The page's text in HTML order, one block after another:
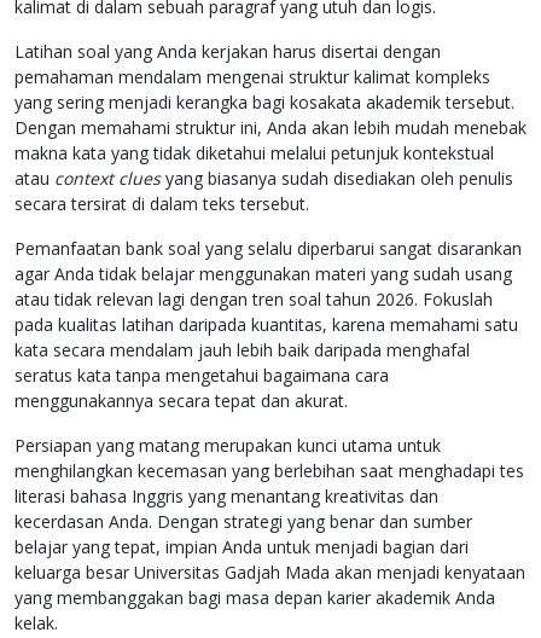
kalimat di dalam sebuah paragraf yang utuh dan logis.
Latihan soal yang Anda kerjakan harus disertai dengan
pemahaman mendalam mengenai struktur kalimat kompleks
yang sering menjadi kerangka bagi kosakata akademik tersebut.
Dengan memahami struktur ini, Anda akan lebih mudah menebak
makna kata yang tidak diketahui melalui petunjuk kontekstual
atau context cluesyang biasanya sudah disediakan oleh penulis
secara tersirat di dalam teks tersebut.
Pemanfaatan bank soal yang selalu diperbarui sangat disarankan
agar Anda tidak belajar menggunakan materi yang sudah usang
atau tidak relevan lagi dengan tren soal tahun 2026. Fokuslah
pada kualitas latihan daripada kuantitas, karena memahami satu
kata secara mendalam jauh lebih baik daripada menghafal
seratus kata tanpa mengetahui bagaimana cara
menggunakannya secara tepat dan akurat.
Persiapan yang matang merupakan kunci utama untuk
menghilangkan kecemasan yang berlebihan saat menghadapi tes
literasi bahasa Inggris yang menantang kreativitas dan
kecerdasan Anda. Dengan strategi yang benar dan sumber
belajar yang tepat, impian Anda untuk menjadi bagian dari
keluarga besar Universitas Gadjah Mada akan menjadi kenyataan
yang membanggakan bagi masa depan karier akademik Anda
kelak.